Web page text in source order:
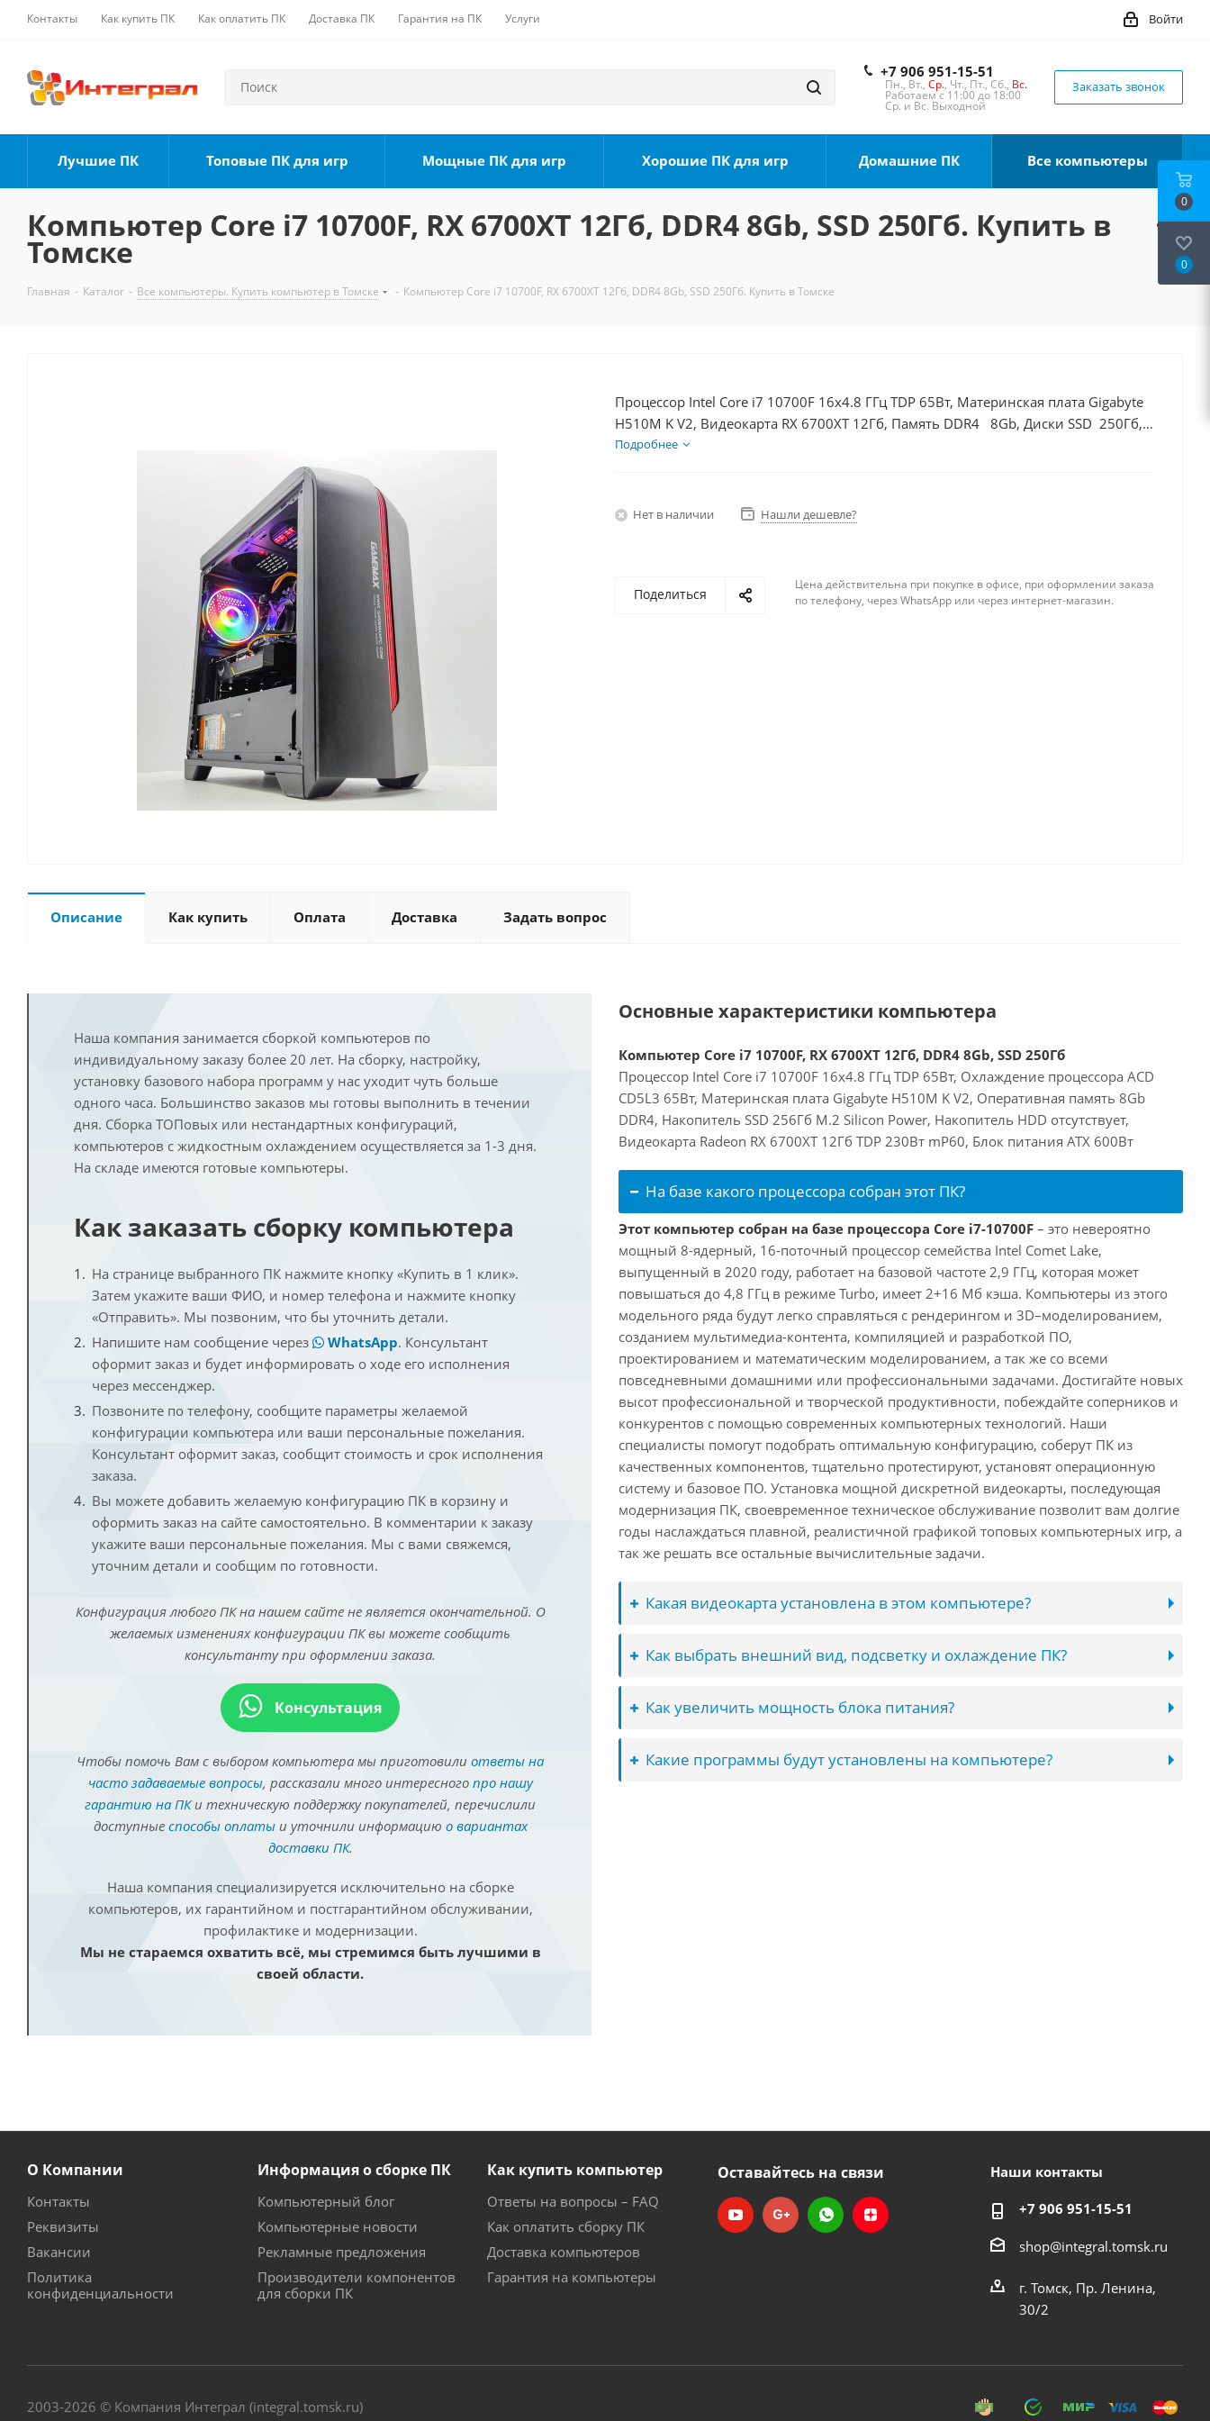
Контакты Как купить ПК Как оплатить ПК Доставка ПК Гарантия на ПК Услуги Войти
+7 906 951-15-51
Пн., Вт., Ср., Чт., Пт., Сб., Вс.
Работаем с 11:00 до 18:00
Ср. и Вс. Выходной
Заказать звонок
Лучшие ПК Топовые ПК для игр Мощные ПК для игр Хорошие ПК для игр Домашние ПК Все компьютеры
Компьютер Core i7 10700F, RX 6700XT 12Гб, DDR4 8Gb, SSD 250Гб. Купить в
Томске
Главная - Каталог - Все компьютеры. Купить компьютер в Томске - Компьютер Core i7 10700F, RX 6700XT 12Гб, DDR4 8Gb, SSD 250Гб. Купить в Томске
Процессор Intel Core i7 10700F 16x4.8 ГГц TDP 65Вт, Материнская плата Gigabyte
H510M K V2, Видеокарта RX 6700XT 12Гб, Память DDR4 8Gb, Диски SSD 250Гб,
БП 600Вт
Подробнее
Нет в наличии Нашли дешевле?
Поделиться
Цена действительна при покупке в офисе, при оформлении заказа
по телефону, через WhatsApp или через интернет-магазин.
Описание Как купить Оплата Доставка Задать вопрос
Наша компания занимается сборкой компьютеров по
индивидуальному заказу более 20 лет. На сборку, настройку,
установку базового набора программ у нас уходит чуть больше
одного часа. Большинство заказов мы готовы выполнить в течении
дня. Сборка ТОПовых или нестандартных конфигураций,
компьютеров с жидкостным охлаждением осуществляется за 1-3 дня.
На складе имеются готовые компьютеры.
Как заказать сборку компьютера
На странице выбранного ПК нажмите кнопку «Купить в 1 клик».
Затем укажите ваши ФИО, и номер телефона и нажмите кнопку
«Отправить». Мы позвоним, что бы уточнить детали.
Напишите нам сообщение через
WhatsApp. Консультант
оформит заказ и будет информировать о ходе его исполнения
через мессенджер.
Позвоните по телефону, сообщите параметры желаемой
конфигурации компьютера или ваши персональные пожелания.
Консультант оформит заказ, сообщит стоимость и срок исполнения
заказа.
Вы можете добавить желаемую конфигурацию ПК в корзину и
оформить заказ на сайте самостоятельно. В комментарии к заказу
укажите ваши персональные пожелания. Мы с вами свяжемся,
уточним детали и сообщим по готовности.
Конфигурация любого ПК на нашем сайте не является окончательной. О
желаемых изменениях конфигурации ПК вы можете сообщить
консультанту при оформлении заказа.
Консультация
Чтобы помочь Вам с выбором компьютера мы приготовили ответы на
часто задаваемые вопросы, рассказали много интересного про нашу
гарантию на ПКи техническую поддержку покупателей, перечислили
доступные способы оплатыи уточнили информацию о вариантах
доставки ПК.
Наша компания специализируется исключительно на сборке
компьютеров, их гарантийном и постгарантийном обслуживании,
профилактике и модернизации.
Мы не стараемся охватить всё, мы стремимся быть лучшими в
своей области.
Основные характеристики компьютера
Компьютер Core i7 10700F, RX 6700XT 12Гб, DDR4 8Gb, SSD 250Гб
Процессор Intel Core i7 10700F 16x4.8 ГГц TDP 65Вт, Охлаждение процессора ACD
CD5L3 65Вт, Материнская плата Gigabyte H510M K V2, Оперативная память 8Gb
DDR4, Накопитель SSD 256Гб M.2 Silicon Power, Накопитель HDD отсутствует,
Видеокарта Radeon RX 6700XT 12Гб TDP 230Вт mP60, Блок питания ATX 600Вт
На базе какого процессора собран этот ПК?
Этот компьютер собран на базе процессора Core i7-10700F – это невероятно
мощный 8-ядерный, 16-поточный процессор семейства Intel Comet Lake,
выпущенный в 2020 году, работает на базовой частоте 2,9 ГГц, которая может
повышаться до 4,8 ГГц в режиме Turbo, имеет 2+16 Мб кэша. Компьютеры из этого
модельного ряда будут легко справляться с рендерингом и 3D–моделированием,
созданием мультимедиа-контента, компиляцией и разработкой ПО,
проектированием и математическим моделированием, а так же со всеми
повседневными домашними или профессиональными задачами. Достигайте новых
высот профессиональной и творческой продуктивности, побеждайте соперников и
конкурентов с помощью современных компьютерных технологий. Наши
специалисты помогут подобрать оптимальную конфигурацию, соберут ПК из
качественных компонентов, тщательно протестируют, установят операционную
систему и базовое ПО. Установка мощной дискретной видеокарты, последующая
модернизация ПК, своевременное техническое обслуживание позволит вам долгие
годы наслаждаться плавной, реалистичной графикой топовых компьютерных игр, а
так же решать все остальные вычислительные задачи.
Какая видеокарта установлена в этом компьютере?
Как выбрать внешний вид, подсветку и охлаждение ПК?
Как увеличить мощность блока питания?
Какие программы будут установлены на компьютере?
О Компании
Контакты
Реквизиты
Вакансии
Политика
конфиденциальности
Информация о сборке ПК
Компьютерный блог
Компьютерные новости
Рекламные предложения
Производители компонентов
для сборки ПК
Как купить компьютер
Ответы на вопросы – FAQ
Как оплатить сборку ПК
Доставка компьютеров
Гарантия на компьютеры
Оставайтесь на связи Наши контакты
+7 906 951-15-51
shop@integral.tomsk.ru
г. Томск, Пр. Ленина,
30/2
2003-2026 © Компания Интеграл (integral.tomsk.ru)
0
0